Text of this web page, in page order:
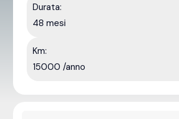
Durata:
48 mesi
Km:
15000 /anno